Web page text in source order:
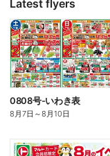
Latest flyers
0808号-いわき表
8月7日 ～8月10日